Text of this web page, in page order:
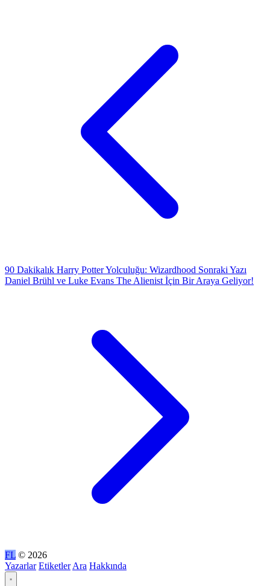
90 Dakikalık Harry Potter Yolculuğu: Wizardhood Sonraki Yazı
Daniel Brühl ve Luke Evans The Alienist İçin Bir Araya Geliyor!
FL © 2026
Yazarlar Etiketler Ara Hakkında